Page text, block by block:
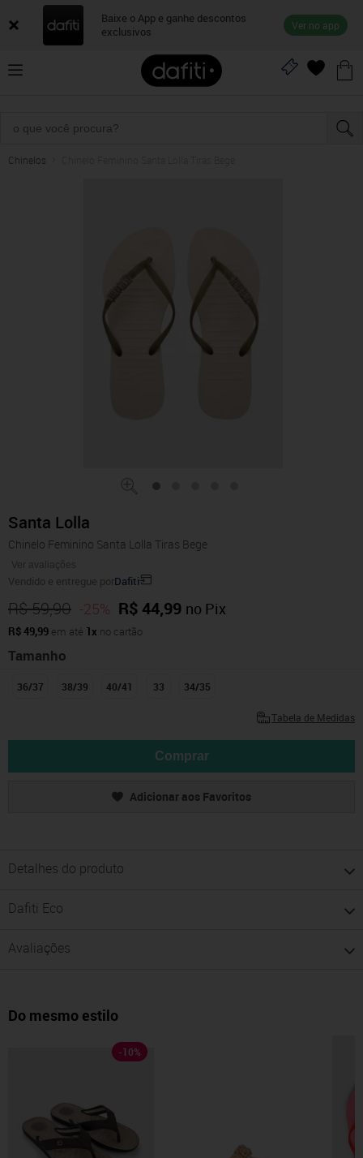
Baixe o App e ganhe descontos
exclusivos
Ver no app
Chinelos
Santa Lolla
Chinelo Feminino Santa Lolla Tiras Bege
Ver avaliações
Vendido e entregue porDafiti
R$ 59,90 -25% R$ 44,99 no Pix
R$ 49,99 em até 1x no cartão
Tamanho
36/37 38/39 40/41 33 34/35
Tabela de Medidas
Comprar
Adicionar aos Favoritos
Detalhes do produto
Dafiti Eco
Avaliações
Do mesmo estilo
-10%